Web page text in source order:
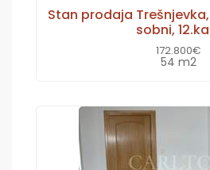
Stan prodaja
sobni,
172.800€
54 m2